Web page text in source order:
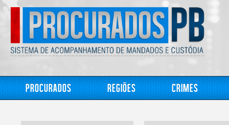
Procurados Regiões Crimes